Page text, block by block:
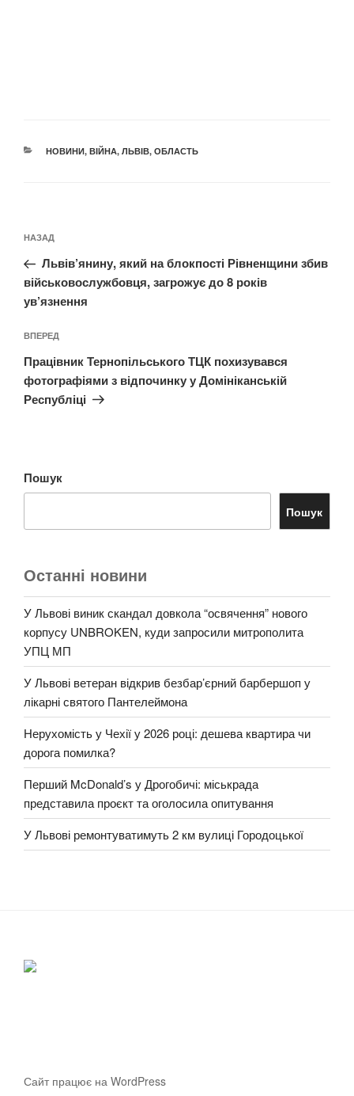
КАТЕГОРІЇ
НОВИНИ, ВІЙНА, ЛЬВІВ, ОБЛАСТЬ
записів
Попередній
запис:
НАЗАД
Львів’янину, який на блокпості Рівненщини збив
військовослужбовця, загрожує до 8 років
ув’язнення
Наступний
запис
ВПЕРЕД
Працівник Тернопільського ТЦК похизувався
фотографіями з відпочинку у Домініканській
Республіці
Пошук
Пошук
Останні новини
У Львові виник скандал довкола “освячення” нового
корпусу UNBROKEN, куди запросили митрополита
УПЦ МП
У Львові ветеран відкрив безбар’єрний барбершоп у
лікарні святого Пантелеймона
Нерухомість у Чехії у 2026 році: дешева квартира чи
дорога помилка?
Перший McDonald’s у Дрогобичі: міськрада
представила проєкт та оголосила опитування
У Львові ремонтуватимуть 2 км вулиці Городоцької
Сайт працює на WordPress